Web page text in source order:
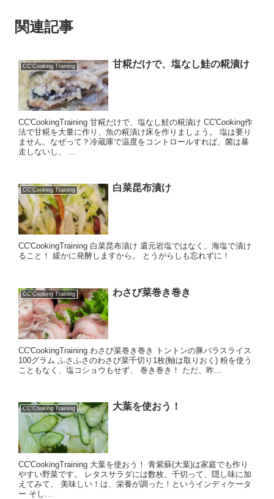
関連記事
CC'Cooking Training 甘糀だけで、塩なし鮭の糀漬け
CC'CookingTraining 甘糀だけで、塩なし鮭の糀漬け CC'Cooking作
法で甘糀を大量に作り、魚の糀漬け床を作りましょう。 塩は要り
ません、なぜって？冷蔵庫で温度をコントロールすれば、菌は暴
走しないし、 ...
CC'Cooking Training 白菜昆布漬け
CC'CookingTraining 白菜昆布漬け 還元岩塩ではなく、海塩で漬け
ること！ 緩かに発酵しますから。 とうがらしも忘れずに！
CC'Cooking Training わさび菜巻き巻き
CC'CookingTraining わさび菜巻き巻き トントンの豚バラスライス
100グラム ふさふさのわさび菜千切り1枚(軸は取りおく) 粉を使う
こともなく、塩コショウもせず、 巻き巻き！ ただ、昨...
CC'Cooking Training 大葉を使おう！
CC'CookingTraining 大葉を使おう！ 青紫蘇(大葉)は家庭でも作り
やすい野菜です。 レタスサラダには数枚、千切って、隠し味に加
えてみて、 美味しい！は、栄養が調った！というインディケータ
ー そし...